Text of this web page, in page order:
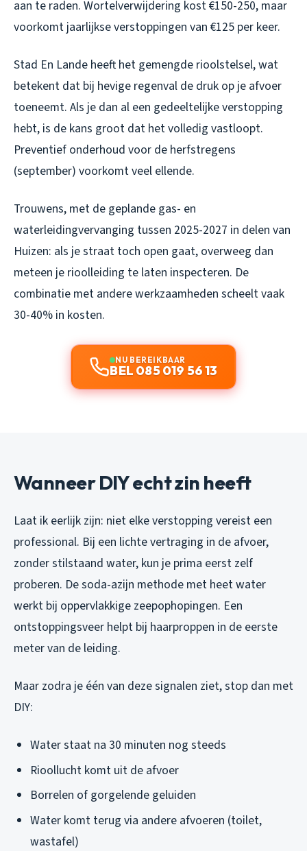
aan te raden. Wortelverwijdering kost €150-250, maar
voorkomt jaarlijkse verstoppingen van €125 per keer.
Stad En Lande heeft het gemengde rioolstelsel, wat
betekent dat bij hevige regenval de druk op je afvoer
toeneemt. Als je dan al een gedeeltelijke verstopping
hebt, is de kans groot dat het volledig vastloopt.
Preventief onderhoud voor de herfstregens
(september) voorkomt veel ellende.
Trouwens, met de geplande gas- en
waterleidingvervanging tussen 2025-2027 in delen van
Huizen: als je straat toch open gaat, overweeg dan
meteen je rioolleiding te laten inspecteren. De
combinatie met andere werkzaamheden scheelt vaak
30-40% in kosten.
NU BEREIKBAAR
BEL 085 019 56 13
Wanneer DIY echt zin heeft
Laat ik eerlijk zijn: niet elke verstopping vereist een
professional. Bij een lichte vertraging in de afvoer,
zonder stilstaand water, kun je prima eerst zelf
proberen. De soda-azijn methode met heet water
werkt bij oppervlakkige zeepophopingen. Een
ontstoppingsveer helpt bij haarproppen in de eerste
meter van de leiding.
Maar zodra je één van deze signalen ziet, stop dan met
DIY:
Water staat na 30 minuten nog steeds
Rioollucht komt uit de afvoer
Borrelen of gorgelende geluiden
Water komt terug via andere afvoeren (toilet,
wastafel)